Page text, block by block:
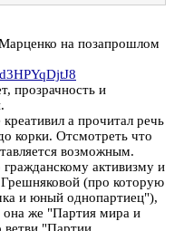
на позапрошлом
прозрачность и
а прочитал речь
корки. Отсмотреть что
возможным.
активизму и
(про которую
и юный однопартиец"),
она же "Партия мира и
ветви "Партии